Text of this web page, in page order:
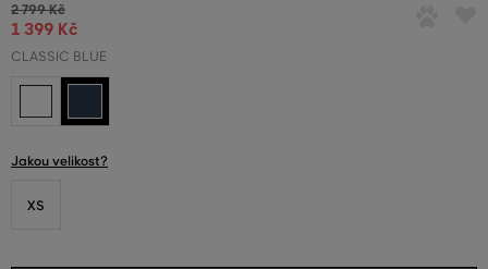
2 799 Kč
1 399 Kč
CLASSIC BLUE
Jakou velikost?
XS